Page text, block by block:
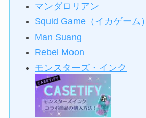
マンダロリアン
Squid Game（イカゲーム）
Man Suang
Rebel Moon
モンスターズ・インク